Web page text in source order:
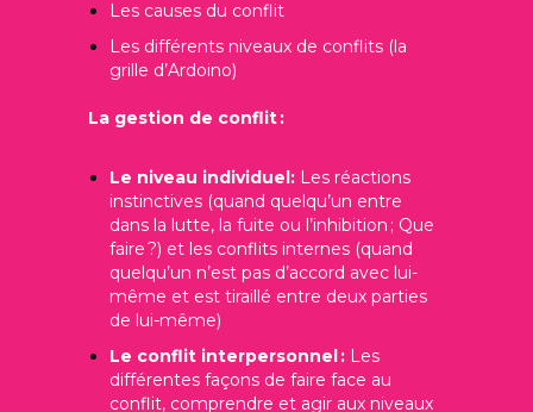
Les causes du conflit
Les différents niveaux de conflits (la
grille d’Ardoino)
La gestion de conflit :
Le niveau individuel: Les réactions
instinctives (quand quelqu’un entre
dans la lutte, la fuite ou l’inhibition ; Que
faire ?) et les conflits internes (quand
quelqu’un n’est pas d’accord avec lui-
même et est tiraillé entre deux parties
de lui-même)
Le conflit interpersonnel : Les
différentes façons de faire face au
conflit, comprendre et agir aux niveaux